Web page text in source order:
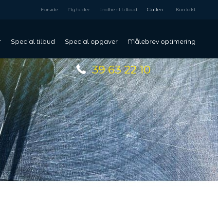
Forside Nyheder Indhent tilbud Galleri Kontakt
Special tilbud Special opgaver Målebrev optimering
39 63 22 10